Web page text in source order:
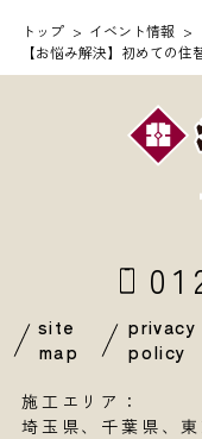
トップ
イベント情報
【お悩み解決】初めての住
site
map
privacy
policy
施工エリア：
埼玉県、 千葉県 、